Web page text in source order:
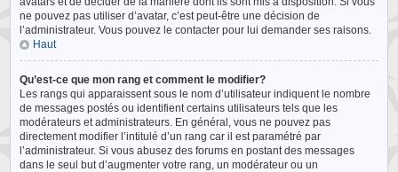
ne pouvez pas utiliser d’avatar, c’est peut-être une décision de
l’administrateur. Vous pouvez le contacter pour lui demander ses raisons.
Haut
Qu’est-ce que mon rang et comment le modifier?
Les rangs qui apparaissent sous le nom d’utilisateur indiquent le nombre
de messages postés ou identifient certains utilisateurs tels que les
modérateurs et administrateurs. En général, vous ne pouvez pas
directement modifier l’intitulé d’un rang car il est paramétré par
l’administrateur. Si vous abusez des forums en postant des messages
dans le seul but d’augmenter votre rang, un modérateur ou un